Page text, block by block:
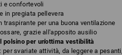
e confortevoli
in pregiata pellevera
traspirante per una buona ventilazione
grazie all'apposito ausilio
polsino per un'ottima vestibilità
per svariate attività, da leggere a